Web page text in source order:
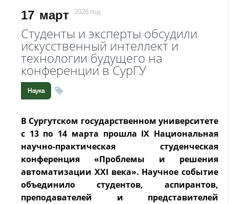
17 март 2026 год
Студенты и эксперты обсудили
искусственный интеллект и
технологии будущего на
конференции в СурГУ
Наука
В Сургутском государственном университете
с 13 по 14 марта прошла IX Национальная
научно-практическая студенческая
конференция «Проблемы и решения
автоматизации XXI века». Научное событие
объединило студентов, аспирантов,
преподавателей и представителей